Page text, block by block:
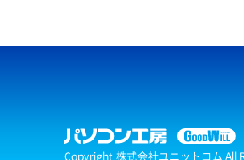
Copyright 株式会社ユニットコム All